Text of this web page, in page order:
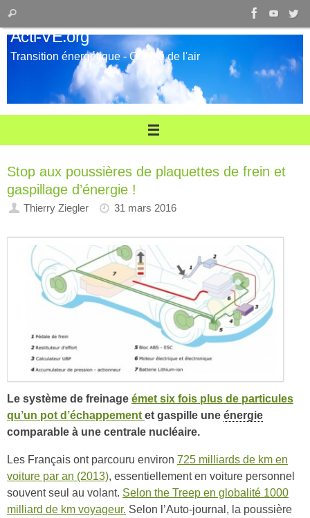
Passer
au
contenu
pour
:
Rechercher
Acti-VE.org
Transition énergétique - Qualité de l'air
Stop aux poussières de plaquettes de frein et
gaspillage d’énergie !
Thierry Ziegler 31 mars 2016
Le système de freinage émet six fois plus de particules
qu’un pot d’échappement et gaspille une énergie
comparable à une centrale nucléaire.
Les Français ont parcouru environ 725 milliards de km en
voiture par an (2013), essentiellement en voiture personnel
souvent seul au volant. Selon the Treep en globalité 1000
milliard de km voyageur. Selon l’Auto-journal, la poussière